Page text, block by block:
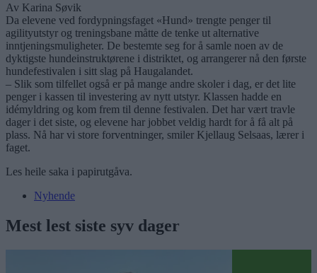
Av Karina Søvik
Da elevene ved fordypningsfaget «Hund» trengte penger til
agilityutstyr og treningsbane måtte de tenke ut alternative
inntjeningsmuligheter. De bestemte seg for å samle noen av de
dyktigste hundeinstruktørene i distriktet, og arrangerer nå den første
hundefestivalen i sitt slag på Haugalandet.
– Slik som tilfellet også er på mange andre skoler i dag, er det lite
penger i kassen til investering av nytt utstyr. Klassen hadde en
idémyldring og kom frem til denne festivalen. Det har vært travle
dager i det siste, og elevene har jobbet veldig hardt for å få alt på
plass. Nå har vi store forventninger, smiler Kjellaug Selsaas, lærer i
faget.
Les heile saka i papirutgåva.
Nyhende
Mest lest siste syv dager